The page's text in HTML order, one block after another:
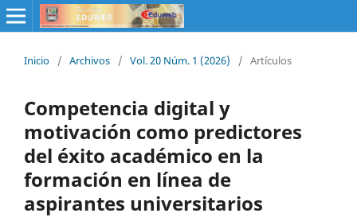
Inicio / Archivos / Vol. 20 Núm. 1 (2026) / Artículos
Competencia digital y
motivación como predictores
del éxito académico en la
formación en línea de
aspirantes universitarios